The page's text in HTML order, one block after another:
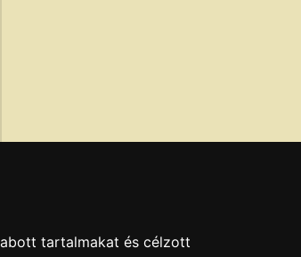
tartalmakat és célzott